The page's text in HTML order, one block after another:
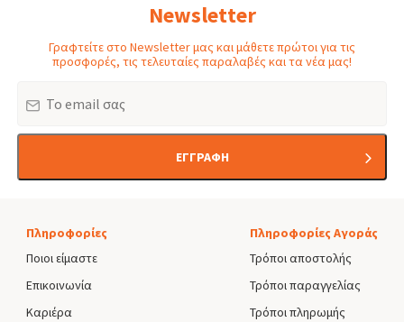
Newsletter
Γραφτείτε στο Newsletter μας και μάθετε πρώτοι για τις
προσφορές, τις τελευταίες παραλαβές και τα νέα μας!
ΕΓΓΡΑΦΗ
Πληροφορίες
Ποιοι είμαστε
Επικοινωνία
Καριέρα
Πληροφορίες Αγοράς
Τρόποι αποστολής
Τρόποι παραγγελίας
Τρόποι πληρωμής